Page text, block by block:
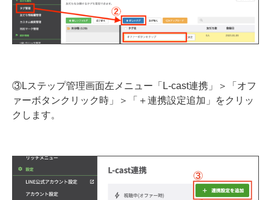
③Lステップ管理画面左メニュー「L-cast連携」＞「オフ
ァーボタンクリック時」＞「＋連携設定追加 」をクリッ
クします。